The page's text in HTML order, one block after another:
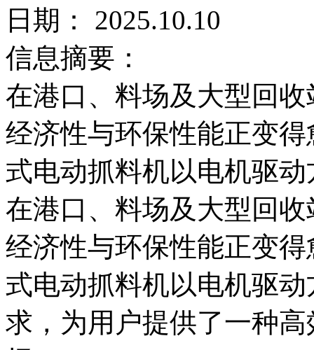
日期： 2025.10.10
信息摘要：
在港口、料场及大型回
经济性与环保性能正变
式电动抓料机以电机驱
在港口、料场及大型回
经济性与环保性能正变
式电动抓料机以电机驱
求，为用户提供了一种